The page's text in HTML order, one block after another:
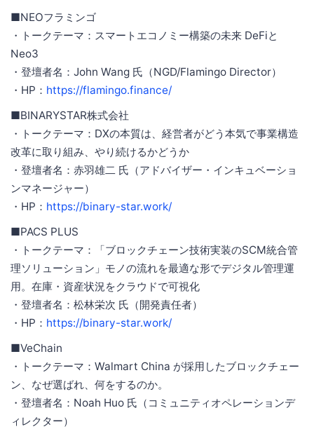
■NEOフラミンゴ
・トークテーマ：スマートエコノミー構築の未来 DeFiと
Neo3
・登壇者名：John Wang 氏（NGD/Flamingo Director）
・HP： https://flamingo.finance/
■BINARYSTAR株式会社
・トークテーマ：DXの本質は、経営者がどう本気で事業構造
改革に取り組み、やり続けるかどうか
・登壇者名：赤羽雄二 氏（アドバイザー・インキュベーショ
ンマネージャー）
・HP： https://binary-star.work/
■PACS PLUS
・トークテーマ：「ブロックチェーン技術実装のSCM統合管
理ソリューション」モノの流れを最適な形でデジタル管理運
用。在庫・資産状況をクラウドで可視化
・登壇者名：松林栄次 氏（開発責任者）
・HP： https://binary-star.work/
■VeChain
・トークテーマ：Walmart China が採用したブロックチェー
ン、なぜ選ばれ、何をするのか。
・登壇者名：Noah Huo 氏（コミュニティオペレーションデ
ィレクター）